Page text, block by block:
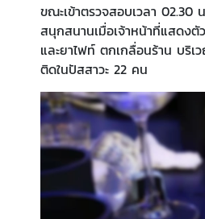
ขณะเข้าตรวจสอบเวลา 02.30
สนุกสนานเมื่อเจ้าหน้าที่แสดง
และยาไฟท์ ตกเกลื่อนร้าน บริเ
ติดในปัสสาวะ 22 คน